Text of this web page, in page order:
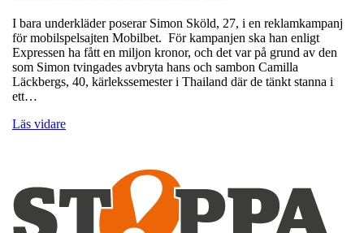
I bara underkläder poserar Simon Sköld, 27, i en reklamkampanj
för mobilspelsajten Mobilbet. För kampanjen ska han enligt
Expressen ha fått en miljon kronor, och det var på grund av den
som Simon tvingades avbryta hans och sambon Camilla
Läckbergs, 40, kärlekssemester i Thailand där de tänkt stanna i
ett…
Läs vidare